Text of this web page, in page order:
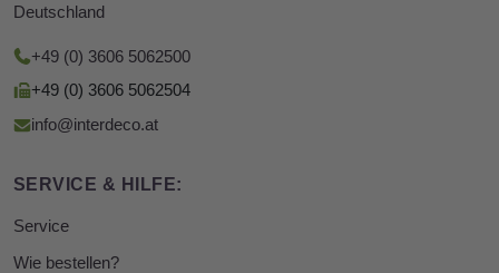
Deutschland
+49 (0) 3606 5062500
+49 (0) 3606 5062504
info@interdeco.at
SERVICE & HILFE:
Service
Wie bestellen?